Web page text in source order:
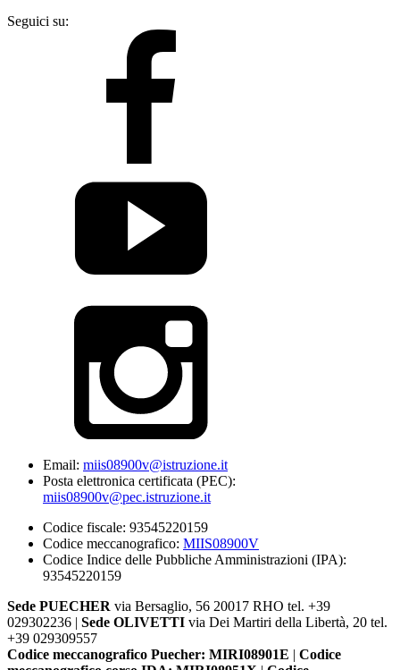
Seguici su:
Email: miis08900v@istruzione.it
Posta elettronica certificata (PEC):
miis08900v@pec.istruzione.it
Codice fiscale: 93545220159
Codice meccanografico: MIIS08900V
Codice Indice delle Pubbliche Amministrazioni (IPA):
93545220159
Sede PUECHER via Bersaglio, 56 20017 RHO tel. +39
029302236 | Sede OLIVETTI via Dei Martiri della Libertà, 20 tel.
+39 029309557
Codice meccanografico Puecher: MIRI08901E
Codice